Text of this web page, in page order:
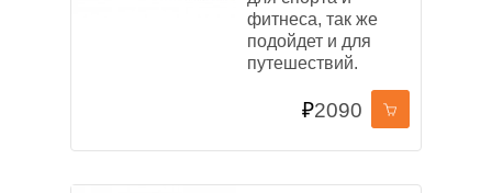
фитнеса, так же
подойдет и для
путешествий.
₽2090